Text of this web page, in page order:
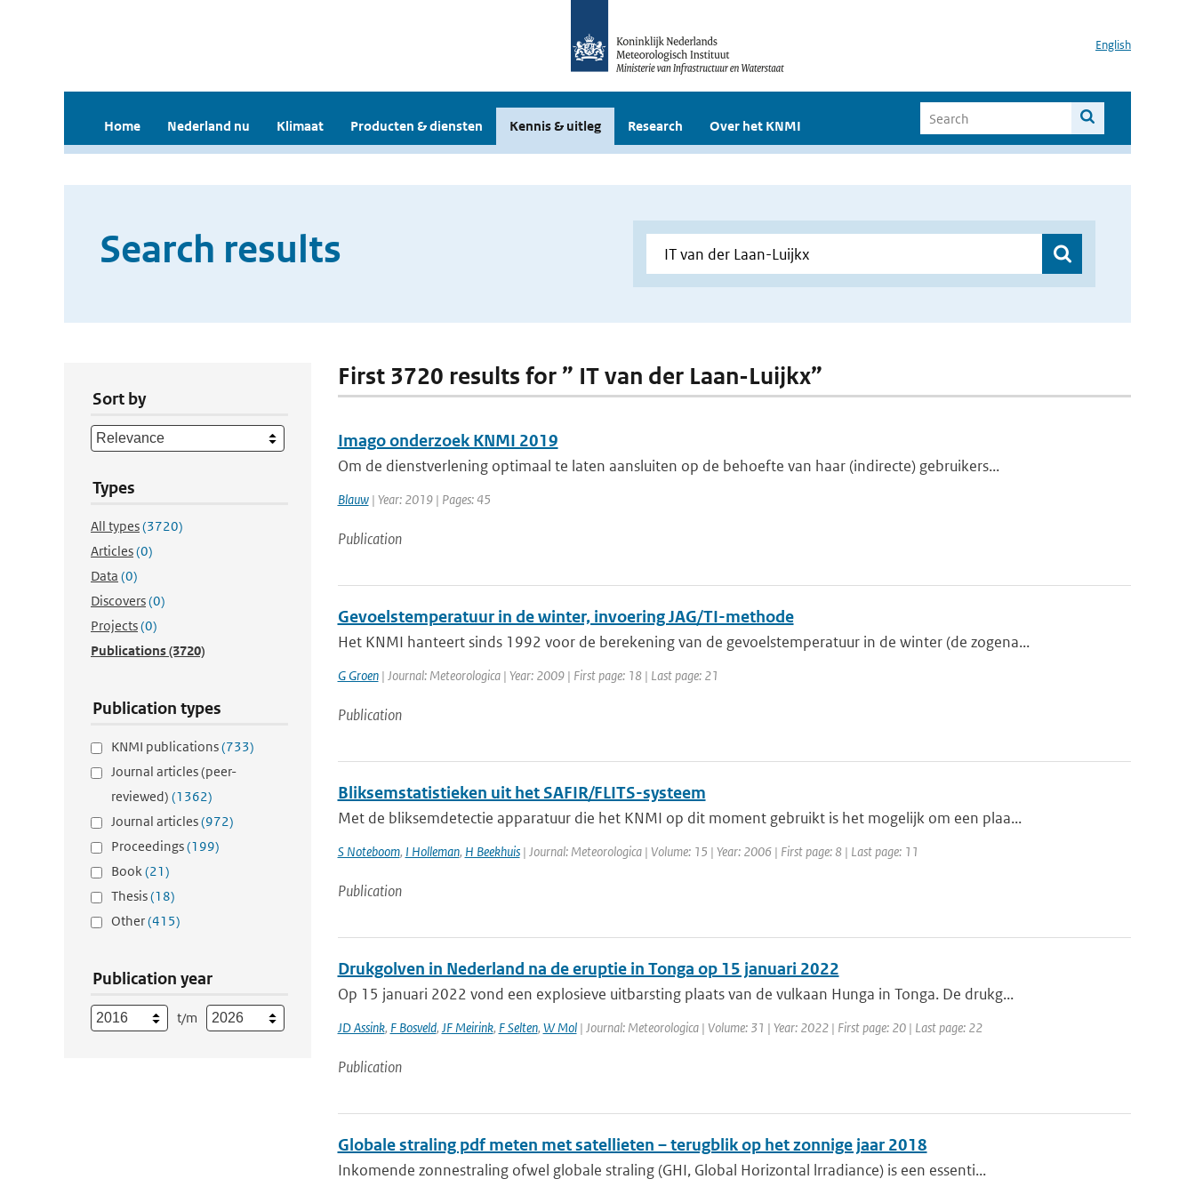
English
Home Nederland nu Klimaat Producten & diensten Kennis & uitleg Research Over het KNMI
Search results
Sort by
Types
All types(3720)
Articles(0)
Data (0)
Discovers(0)
Projects(0)
Publications(3720)
Publication types
KNMI publications(733)
Journal articles (peer-
reviewed) (1362)
Journal articles(972)
Proceedings(199)
Book(21)
Thesis(18)
Other(415)
Publication year
t/m
First 3720 results for ” IT van der Laan-Luijkx”
Imago onderzoek KNMI 2019
Om de dienstverlening optimaal te laten aansluiten op de behoefte van haar (indirecte) gebruikers...
Blauw| Year: 2019 | Pages: 45
Publication
Gevoelstemperatuur in de winter, invoering JAG/TI-methode
Het KNMI hanteert sinds 1992 voor de berekening van de gevoelstemperatuur in de winter (de zogena...
G Groen| Journal: Meteorologica | Year: 2009 | First page: 18 | Last page: 21
Publication
Bliksemstatistieken uit het SAFIR/FLITS-systeem
Met de bliksemdetectie apparatuur die het KNMI op dit moment gebruikt is het mogelijk om een plaa...
S Noteboom, I Holleman, H Beekhuis| Journal: Meteorologica | Volume: 15 | Year: 2006 | First page: 8 | Last page: 11
Publication
Drukgolven in Nederland na de eruptie in Tonga op 15 januari 2022
Op 15 januari 2022 vond een explosieve uitbarsting plaats van de vulkaan Hunga in Tonga. De drukg...
JD Assink, F Bosveld, JF Meirink, F Selten, W Mol| Journal: Meteorologica | Volume: 31 | Year: 2022 | First page: 20 | Last page: 22
Publication
Globale straling pdf meten met satellieten – terugblik op het zonnige jaar 2018
Inkomende zonnestraling ofwel globale straling (GHI, Global Horizontal lrradiance) is een essenti...